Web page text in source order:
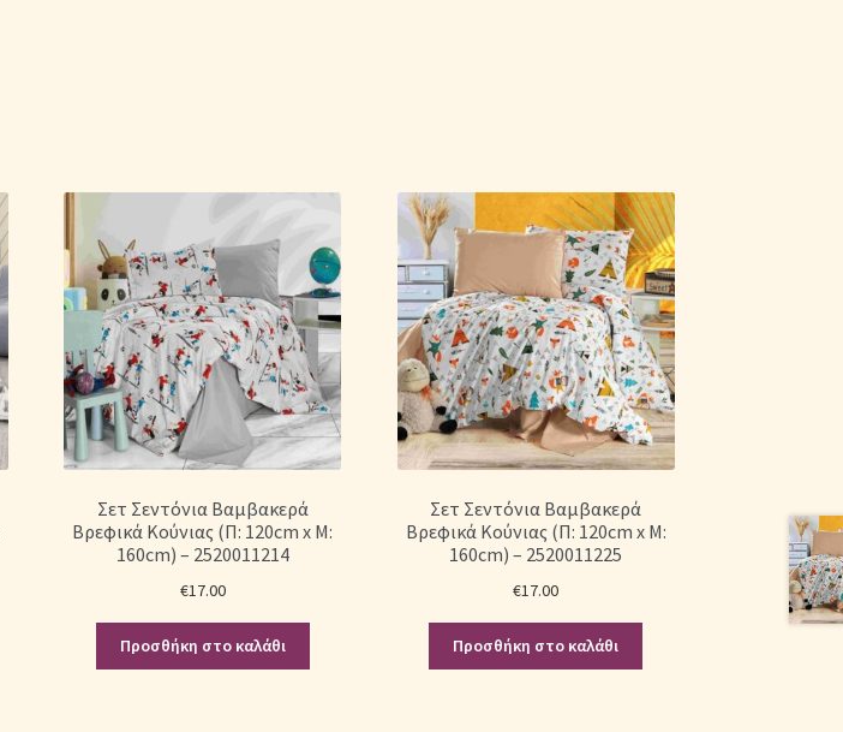
Σετ Σεντόνια Βαμβακερά
Βρεφικά Κούνιας (Π: 120cm x Μ:
160cm) – 2520011214
€17.00
Προσθήκη στο καλάθι
Σετ Σεντόνια Βαμβακερά
Βρεφικά Κούνιας (Π: 120cm x Μ:
160cm) – 2520011225
€17.00
Προσθήκη στο καλάθι